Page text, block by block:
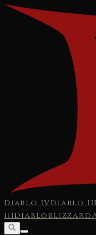
Diablo IVDiablo II
IIIDiabloBlizzard